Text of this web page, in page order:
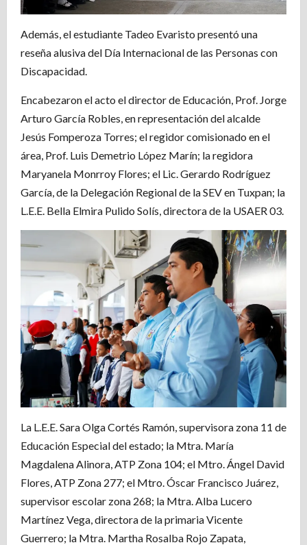
Además, el estudiante Tadeo Evaristo presentó una
reseña alusiva del Día Internacional de las Personas con
Discapacidad.
Encabezaron el acto el director de Educación, Prof. Jorge
Arturo García Robles, en representación del alcalde
Jesús Fomperoza Torres; el regidor comisionado en el
área, Prof. Luis Demetrio López Marín; la regidora
Maryanela Monrroy Flores; el Lic. Gerardo Rodríguez
García, de la Delegación Regional de la SEV en Tuxpan; la
L.E.E. Bella Elmira Pulido Solís, directora de la USAER 03.
La L.E.E. Sara Olga Cortés Ramón, supervisora zona 11 de
Educación Especial del estado; la Mtra. María
Magdalena Alinora, ATP Zona 104; el Mtro. Ángel David
Flores, ATP Zona 277; el Mtro. Óscar Francisco Juárez,
supervisor escolar zona 268; la Mtra. Alba Lucero
Martínez Vega, directora de la primaria Vicente
Guerrero; la Mtra. Martha Rosalba Rojo Zapata,